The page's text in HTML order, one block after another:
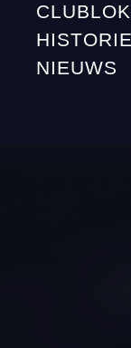
HISTORIE
NIEUWS